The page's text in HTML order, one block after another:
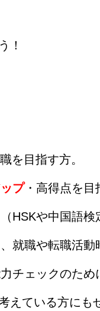
！
を目指す方。
プ・高得点を目
HSKや中国語
就職や転職活
チェックのた
えている方にも